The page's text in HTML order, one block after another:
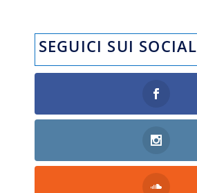
SEGUICI SUI SOCIAL